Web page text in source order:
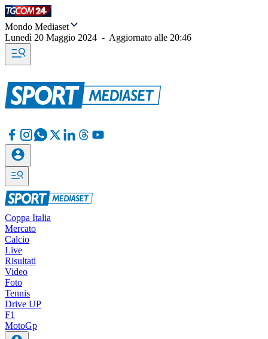
Mondo Mediaset
Lunedì 20 Maggio 2024 - Aggiornato alle 20:46
Coppa Italia
Mercato
Calcio
Live
Risultati
Video
Foto
Tennis
Drive UP
F1
MotoGp